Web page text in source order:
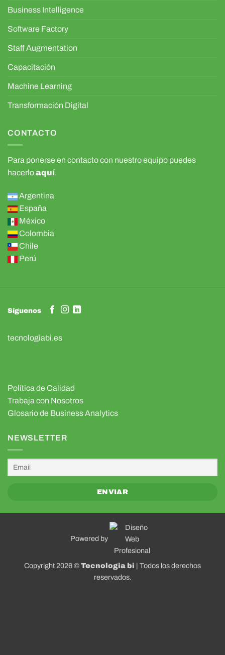
Business Intelligence
Software Factory
Staff Augmentation
Capacitación
Machine Learning
Transformación Digital
CONTACTO
Para ponerse en contacto con nuestro equipo puedes
hacerloaquí.
Argentina
España
México
Colombia
Chile
Perú
Síguenos
tecnologiabi.es
Política de Calidad
Trabaja con Nosotros
Glosario de Business Analytics
NEWSLETTER
Powered by
Copyright 2026 ©Tecnologia bi | Todos los derechos
reservados.